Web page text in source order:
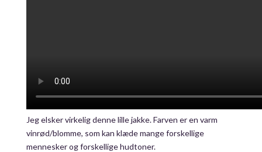
Jeg elsker virkelig denne lille jakke. Farven er en varm
vinrød/blomme, som kan klæde mange forskellige
mennesker og forskellige hudtoner.